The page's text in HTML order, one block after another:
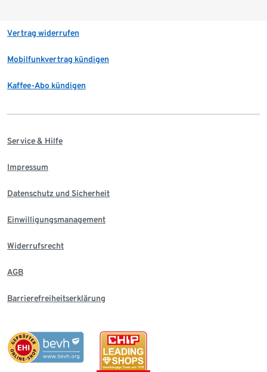
Vertrag widerrufen
Mobilfunkvertrag kündigen
Kaffee-Abo kündigen
Service & Hilfe
Impressum
Datenschutz und Sicherheit
Einwilligungsmanagement
Widerrufsrecht
AGB
Barrierefreiheitserklärung